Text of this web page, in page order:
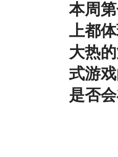
本周
上都
大热
式游
是否